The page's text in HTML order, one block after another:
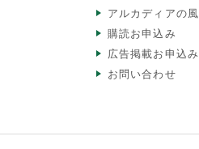
アルカディアの風
購読お申込み
広告掲載お申込み
お問い合わせ